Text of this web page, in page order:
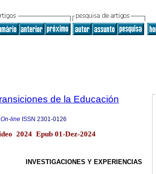
de la Educación
line ISSN 2301-0126
2024 Epub 01-Dez-2024
INVESTIGACIONES Y EXPERIENCIAS